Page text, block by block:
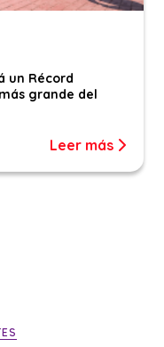
un Récord
grande del
Leer más